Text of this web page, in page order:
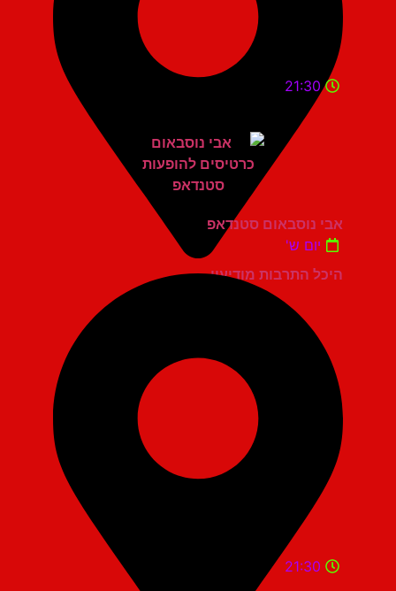
היכל התרבות מודיעין
21:30
אבי נוסבאום סטנדאפ
יום ש'
21:30